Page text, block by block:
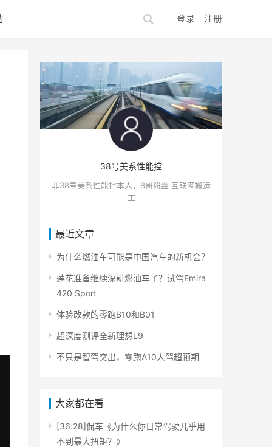
登录 注册
38号美系性能控
非38号美系性能控本人，8哥粉丝 互联网搬运
工
最近文章
为什么燃油车可能是中国汽车的新机会？
莲花准备继续深耕燃油车了？试驾Emira
420 Sport
体验改款的零跑B10和B01
超深度测评全新理想L9
不只是智驾突出，零跑A10人驾超预期
大家都在看
[36:28]侃车《为什么你日常驾驶几乎用
不到最大扭矩？》